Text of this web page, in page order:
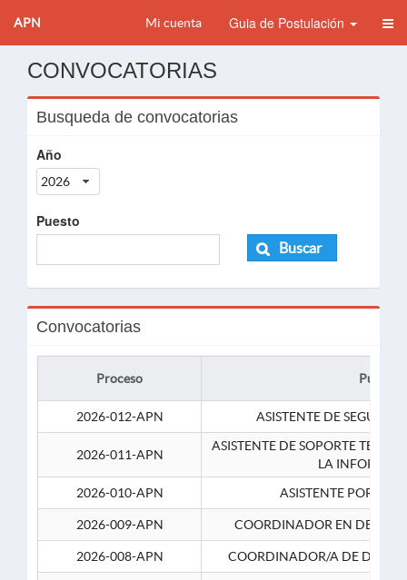
APN Mi cuenta Guia de Postulación
CONVOCATORIAS
Busqueda de convocatorias
Año
2026
Puesto
Buscar
Convocatorias
Proceso Puesto
2026-012-APN ASISTENTE DE
2026-011-APN
ASISTENTE DE SOPORTE
LA
2026-010-APN
ASISTENTE
2026-009-APN COORDINADOR EN
2026-008-APN COORDINADOR/A DE